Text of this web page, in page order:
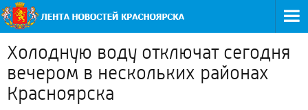
Холодную воду отключат сегодня
вечером в нескольких районах
Красноярска